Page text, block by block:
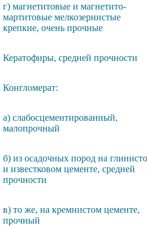
г) магнетитовые и магнетито-
мартитовые мелкозернистые
крепкие, очень прочные
Кератофиры, средней прочности
Конгломерат:
а) слабосцементированный,
малопрочный
б) из осадочных пород на
и известковом цементе, средней
прочности
в) то же, на кремнистом цементе,
прочный